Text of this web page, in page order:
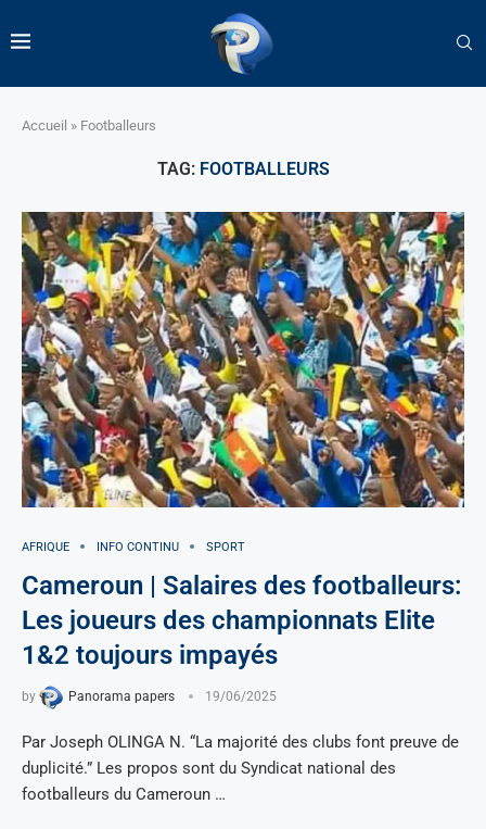
Accueil » Footballeurs
TAG: FOOTBALLEURS
AFRIQUE INFO CONTINU SPORT
Cameroun | Salaires des footballeurs:
Les joueurs des championnats Elite
1&2 toujours impayés
by Panorama papers 19/06/2025
Par Joseph OLINGA N. “La majorité des clubs font preuve de
duplicité.” Les propos sont du Syndicat national des
footballeurs du Cameroun …